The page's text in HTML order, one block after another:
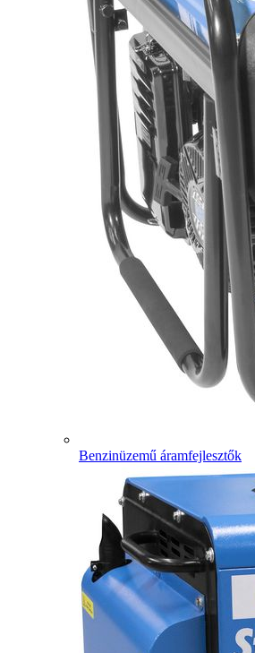
Benzinüzemű áramfejlesztők